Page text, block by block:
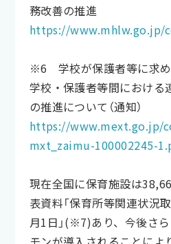
務改善の推進
https://www.mhlw.go.jp/
※6 学校が保護者等に求
学校・保護者等間における
の推進について（通知）
https://www.mext.go.jp/
mxt_zaimu-100002245-
現在全国に保育施設は
表資料「保育所等関連状
月1日」(※7)あり、今後さ